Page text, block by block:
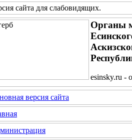
сайта для слабовидящих.
Органы
esinsky.ru -
версия сайта